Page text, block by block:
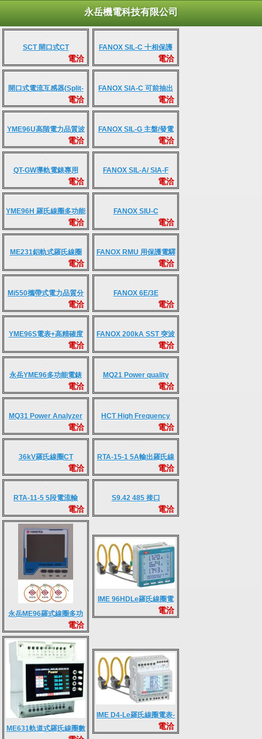
永岳機電科技有限公司
SCT 開口式CT
電洽
FANOX SIL-C 十相保護
電洽
開口式電流互感器(Split-
電洽
FANOX SIA-C 可前抽出
式CO+LCO保護電驛
電洽
YME96U高階電力品質波
形記錄羅氏線圈分析表
電洽
FANOX SIL-G 主盤/發電
電洽
QT-GW導軌電錶專用
0.25S高精密柔性羅氏線
圈(內嵌積分器）
電洽
FANOX SIL-A/ SIA-F
50/51/50N/51N 四相一體
電洽
YME96H 羅氏線圈多功能
電洽
FANOX SIU-C
UV+OV+81H+81L 六相
一體/低頻電驛
電洽
ME231鋁軌式羅氏線圈
電/再生能源防逆裝置
電洽
FANOX RMU 用保護電驛
電洽
Mi550攜帶式電力品質分
電洽
FANOX 6E/3E
Motor/Pump 保護電驛
電洽
YME96S電表+高精確度
電洽
FANOX 200kA SST 突波
電洽
永岳YME96多功能電錶
電洽
MQ21 Power quality
電洽
MQ31 Power Analyzer
with Wave Recordable
電洽
HCT High Frequency
Broadband Current
Transformer
電洽
36kV羅氏線圈CT
電洽
RTA-15-1 5A輸出羅氏線
電洽
RTA-11-5 5段電流輸
入,1A輸出羅氏線圈訊號
轉換器
電洽
S9.42 485 接口
（MODBUS 協議）輸出
電洽
永岳ME96羅式線圈多功
電洽
IME 96HDLe羅氏線圈電
電洽
ME631軌道式羅氏線圈數
IME D4-Le羅氏線圈電表-
電洽